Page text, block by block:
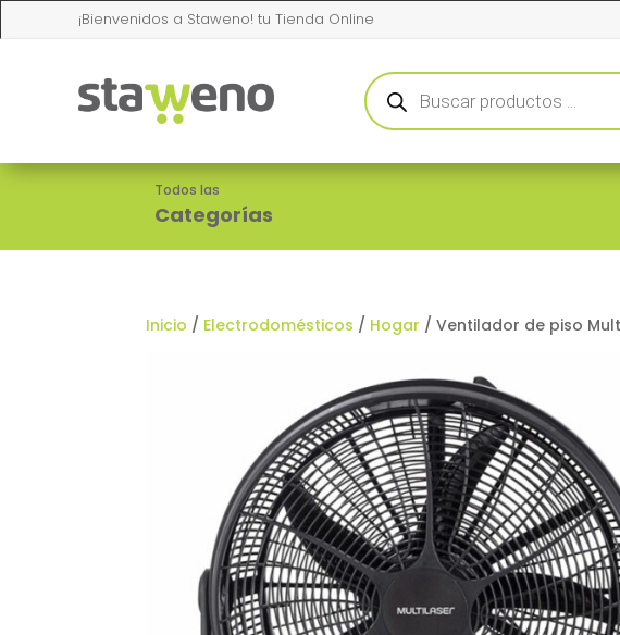
¡Bienvenidos a Staweno! tu Tienda Online
Búsqueda
de
productos
Todos las
Categorías
Inicio / Electrodomésticos / Hogar / Ventilador de piso